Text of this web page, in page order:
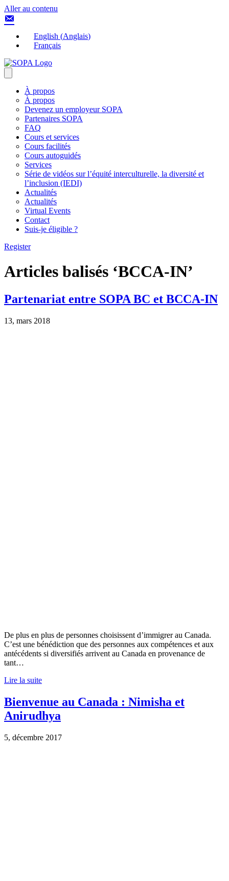
Aller au contenu
English (Anglais)
Français
À propos
À propos
Devenez un employeur SOPA
Partenaires SOPA
FAQ
Cours et services
Cours facilités
Cours autoguidés
Services
Série de vidéos sur l’équité interculturelle, la diversité et
l’inclusion (IEDI)
Actualités
Actualités
Virtual Events
Contact
Suis-je éligible ?
Register
Articles balisés ‘BCCA-IN’
Partenariat entre SOPA BC et BCCA-IN
13, mars 2018
De plus en plus de personnes choisissent d’immigrer au Canada.
C’est une bénédiction que des personnes aux compétences et aux
antécédents si diversifiés arrivent au Canada en provenance de
tant…
Lire la suite
Bienvenue au Canada : Nimisha et
Anirudhya
5, décembre 2017